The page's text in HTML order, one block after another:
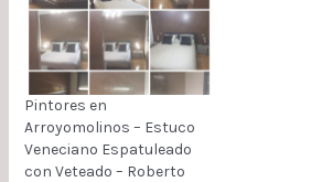
Pintores en
Arroyomolinos – Estuco
Veneciano Espatuleado
con Veteado – Roberto